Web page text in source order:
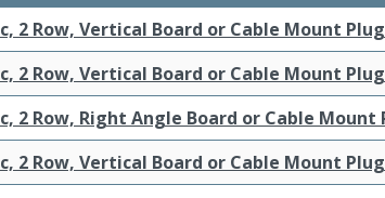
2 Row, Vertical Board or Cable Mount Plug
2 Row, Vertical Board or Cable Mount Plug
2 Row, Right Angle Board or Cable Mount
2 Row, Vertical Board or Cable Mount Plug